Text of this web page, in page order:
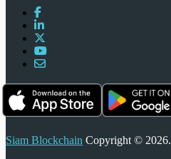
Siam Blockchain Copyright © 2026.